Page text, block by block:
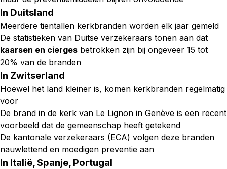
In Duitsland
Meerdere tientallen kerkbranden worden elk jaar gemeld
De statistieken van Duitse verzekeraars tonen aan dat
kaarsen en cierges betrokken zijn bij ongeveer 15 tot
20% van de branden
In Zwitserland
Hoewel het land kleiner is, komen kerkbranden regelmatig
voor
De brand in de kerk van Le Lignon in Genève is een recent
voorbeeld dat de gemeenschap heeft getekend
De kantonale verzekeraars (ECA) volgen deze branden
nauwlettend en moedigen preventie aan
In Italië, Spanje, Portugal